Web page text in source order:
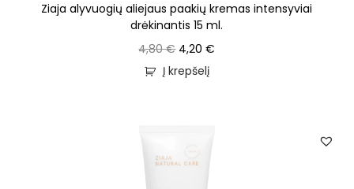
Ziaja alyvuogių aliejaus paakių kremas intensyviai
drėkinantis 15 ml.
4,80€ 4,20€
Į krepšelį